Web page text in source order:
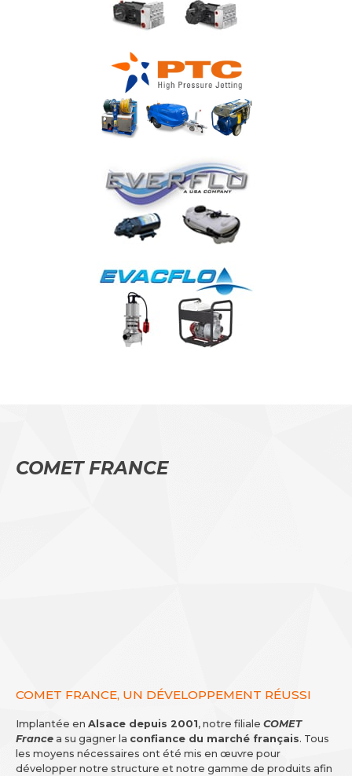
COMET FRANCE
COMET FRANCE, UN DÉVELOPPEMENT RÉUSSI
Implantée en Alsace depuis 2001, notre filiale COMET
France a su gagner la confiance du marché français. Tous
les moyens nécessaires ont été mis en œuvre pour
développer notre structure et notre gamme de produits afin